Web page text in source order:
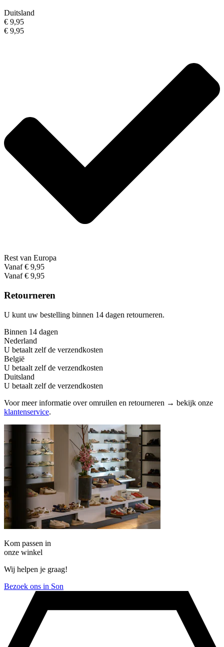
Duitsland
€ 9,95
€ 9,95
Rest van Europa
Vanaf € 9,95
Vanaf € 9,95
Retourneren
U kunt uw bestelling binnen 14 dagen retourneren.
Binnen 14 dagen
Nederland
U betaalt zelf de verzendkosten
België
U betaalt zelf de verzendkosten
Duitsland
U betaalt zelf de verzendkosten
Voor meer informatie over omruilen en retourneren → bekijk onze
klantenservice.
Kom passen in
onze winkel
Wij helpen je graag!
Bezoek ons in Son